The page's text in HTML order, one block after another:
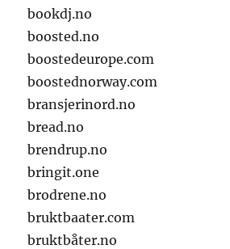
bookdj.no
boosted.no
boostedeurope.com
boostednorway.com
bransjerinord.no
bread.no
brendrup.no
bringit.one
brodrene.no
bruktbaater.com
bruktbåter.no